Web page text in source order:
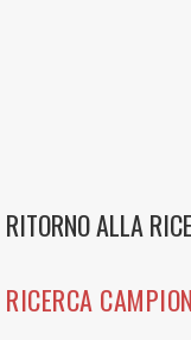
RITORNO ALLA
RICERCA